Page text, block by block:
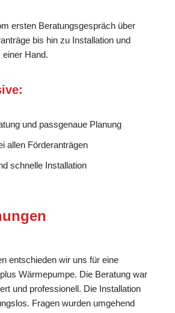
ersten Beratungsgespräch über
bis hin zu Installation und
einer Hand.
und passgenaue Planung
allen Förderanträgen
schnelle Installation
entschieden wir uns für eine
Wärmepumpe. Die Beratung war
und professionell. Die Installation
Fragen wurden umgehend